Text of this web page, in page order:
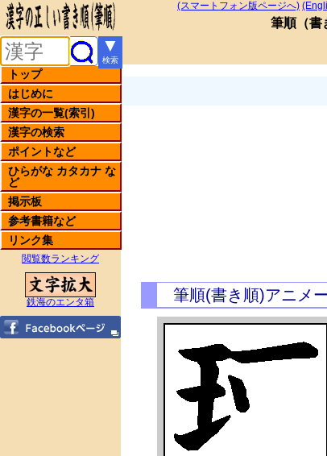
(スマートフォン版ページへ)
筆順（書
▼
検索
トップ
はじめに
漢字の一覧(索引)
漢字の検索
ポイントなど
ひらがな カタカナ な
ど
掲示板
参考書籍など
リンク集
閲覧数ランキング
鉄海のエンタ箱 筆順(書き順)アニメ